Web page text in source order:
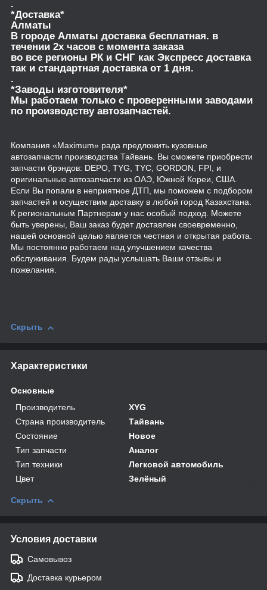
.
*Доставка*
Алматы
В городе Алматы доставка бесплатная. в
течении 2х часов с момента заказа
во все регионы РК и СНГ как Экспресс доставка
так и стандартная доставка от 1 дня.
.
*Заводы изготовителя*
Мы работаем только с проверенными заводами
по производству автозапчастей.
Компания «Maximum» рада предложить кузовные
автозапчасти производства Тайвань. Вы сможете приобрести
запчасти брэндов: DEPO, TYG, TYC, GORDON, FPI, и
оригинальные автозапчасти из ОАЭ, Южной Кореи, США.
Если Вы попали в неприятное ДТП, мы поможем с подбором
запчастей и осуществим доставку в любой город Казахстана.
К региональным Партнерам у нас особый подход. Можете
быть уверены, Ваш заказ будет доставлен своевременно,
нашей основной целью является честная и открытая работа.
Мы постоянно работаем над улучшением качества
обслуживания. Будем рады услышать Ваши отзывы и
пожелания.
Скрыть
Характеристики
Основные
Производитель
XYG
Страна производитель
Тайвань
Состояние
Новое
Тип запчасти
Аналог
Тип техники
Легковой автомобиль
Цвет
Зелёный
Скрыть
Условия доставки
Самовывоз
Доставка курьером